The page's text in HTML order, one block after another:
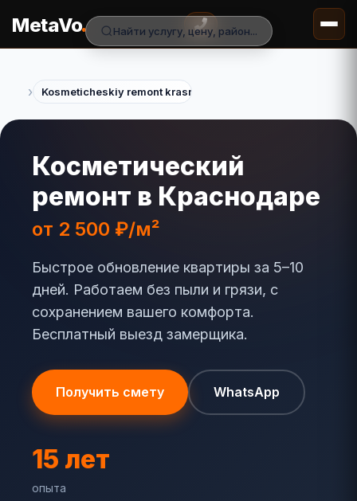
MetaVo.
› Kosmeticheskiy remont krasnodar
Косметический
ремонт в Краснодаре
от 2 500 ₽/м²
Быстрое обновление квартиры за 5–10
дней. Работаем без пыли и грязи, с
сохранением вашего комфорта.
Бесплатный выезд замерщика.
Получить смету WhatsApp
15 лет
опыта
Найти услугу, цену, район...